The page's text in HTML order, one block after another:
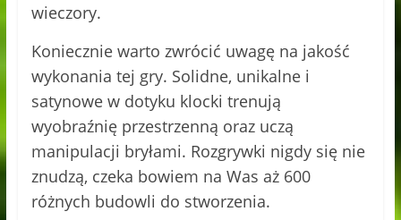
wieczory.
Koniecznie warto zwrócić uwagę na jakość
wykonania tej gry. Solidne, unikalne i
satynowe w dotyku klocki trenują
wyobraźnię przestrzenną oraz uczą
manipulacji bryłami. Rozgrywki nigdy się nie
znudzą, czeka bowiem na Was aż 600
różnych budowli do stworzenia.